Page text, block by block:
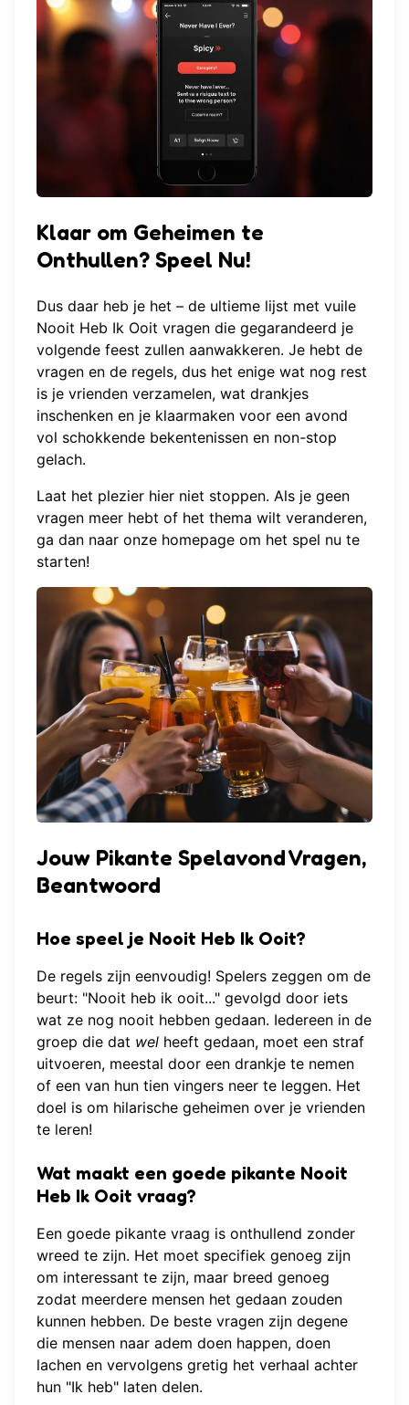
Klaar om Geheimen te
Onthullen? Speel Nu!
Dus daar heb je het – de ultieme lijst met vuile
Nooit Heb Ik Ooit vragen die gegarandeerd je
volgende feest zullen aanwakkeren. Je hebt de
vragen en de regels, dus het enige wat nog rest
is je vrienden verzamelen, wat drankjes
inschenken en je klaarmaken voor een avond
vol schokkende bekentenissen en non-stop
gelach.
Laat het plezier hier niet stoppen. Als je geen
vragen meer hebt of het thema wilt veranderen,
ga dan naar onze homepage om het spel nu te
starten!
Jouw Pikante Spelavond Vragen,
Beantwoord
Hoe speel je Nooit Heb Ik Ooit?
De regels zijn eenvoudig! Spelers zeggen om de
beurt: "Nooit heb ik ooit..." gevolgd door iets
wat ze nog nooit hebben gedaan. Iedereen in de
groep die dat wel heeft gedaan, moet een straf
uitvoeren, meestal door een drankje te nemen
of een van hun tien vingers neer te leggen. Het
doel is om hilarische geheimen over je vrienden
te leren!
Wat maakt een goede pikante Nooit
Heb Ik Ooit vraag?
Een goede pikante vraag is onthullend zonder
wreed te zijn. Het moet specifiek genoeg zijn
om interessant te zijn, maar breed genoeg
zodat meerdere mensen het gedaan zouden
kunnen hebben. De beste vragen zijn degene
die mensen naar adem doen happen, doen
lachen en vervolgens gretig het verhaal achter
hun "Ik heb" laten delen.